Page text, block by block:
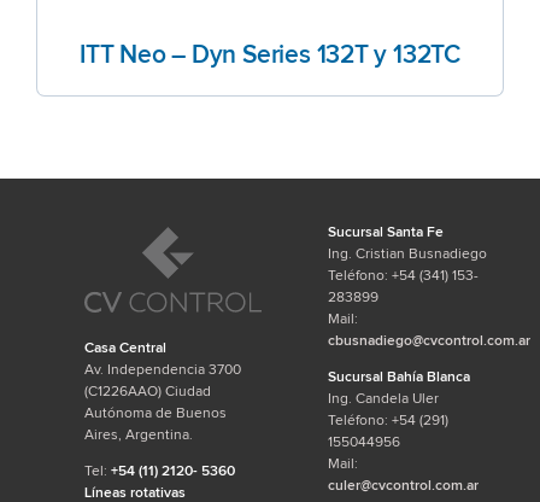
ITT Neo – Dyn Series 132T y 132TC
Casa Central
Av. Independencia 3700
(C1226AAO) Ciudad
Autónoma de Buenos
Aires, Argentina.
Tel: +54 (11) 2120- 5360
Líneas rotativas
Sucursal Santa Fe
Ing. Cristian Busnadiego
Teléfono: +54 (341) 153-
283899
Mail:
cbusnadiego@cvcontrol.com.ar
Sucursal Bahía Blanca
Ing. Candela Uler
Teléfono: +54 (291)
155044956
Mail:
culer@cvcontrol.com.ar